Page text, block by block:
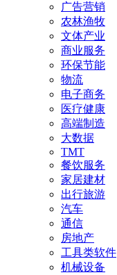
广告营销
农林渔牧
文体产业
商业服务
环保节能
物流
电子商务
医疗健康
高端制造
大数据
TMT
餐饮服务
家居建材
出行旅游
汽车
通信
房地产
工具类软件
机械设备